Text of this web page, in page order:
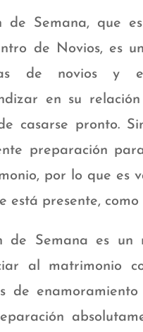
de Semana, que
de Novios, es
de novios y
en su
casarse pronto.
preparación
por lo que es
está presente,
de Semana es un
al matrimonio
de